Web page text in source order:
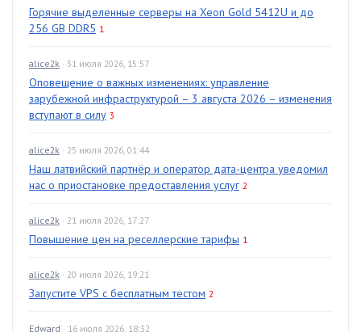
Горячие выделенные серверы на Xeon Gold 5412U и до
256 GB DDR5 1
alice2k · 31 июля 2026, 15:57
Оповещение о важных изменениях: управление
зарубежной инфраструктурой – 3 августа 2026 – изменения
вступают в силу 3
alice2k · 25 июля 2026, 01:44
Наш латвийский партнёр и оператор дата-центра уведомил
нас о приостановке предоставления услуг 2
alice2k · 21 июля 2026, 17:27
Повышение цен на реселлерские тарифы 1
alice2k · 20 июля 2026, 19:21
Запустите VPS с бесплатным тестом 2
Edward · 16 июля 2026, 18:32